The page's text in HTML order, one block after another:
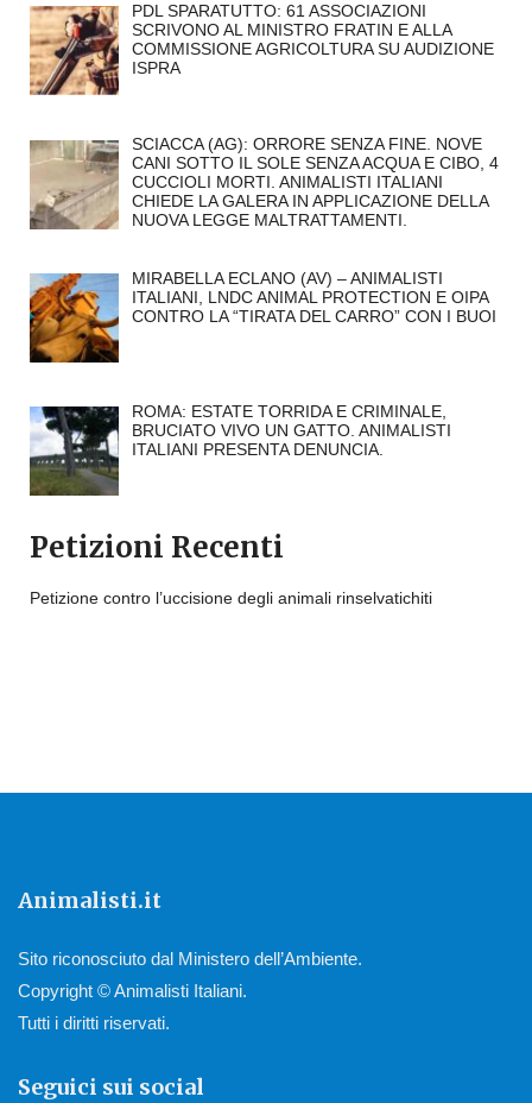
PDL SPARATUTTO: 61 ASSOCIAZIONI
SCRIVONO AL MINISTRO FRATIN E ALLA
COMMISSIONE AGRICOLTURA SU AUDIZIONE
ISPRA
SCIACCA (AG): ORRORE SENZA FINE. NOVE
CANI SOTTO IL SOLE SENZA ACQUA E CIBO, 4
CUCCIOLI MORTI. ANIMALISTI ITALIANI
CHIEDE LA GALERA IN APPLICAZIONE DELLA
NUOVA LEGGE MALTRATTAMENTI.
MIRABELLA ECLANO (AV) – ANIMALISTI
ITALIANI, LNDC ANIMAL PROTECTION E OIPA
CONTRO LA “TIRATA DEL CARRO” CON I BUOI
ROMA: ESTATE TORRIDA E CRIMINALE,
BRUCIATO VIVO UN GATTO. ANIMALISTI
ITALIANI PRESENTA DENUNCIA.
Petizioni Recenti
Petizione contro l’uccisione degli animali rinselvatichiti
Animalisti.it
Sito riconosciuto dal Ministero dell’Ambiente.
Copyright © Animalisti Italiani.
Tutti i diritti riservati.
Seguici sui social